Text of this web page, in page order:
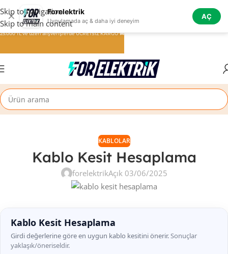
✕ Forelektrik
Uygulamada aç & daha iyi deneyim
AÇ
Skip to navigation
Skip to main content
KABLOLAR
Kablo Kesit Hesaplama
forelektrikAçık 03/06/2025
Kablo Kesit Hesaplama
Girdi değerlerine göre en uygun kablo kesitini önerir.Sonuçlar
yaklaşık/öneriseldir.
25.000 TL ve üzeri alışverişlerde ÜCRETSİZ KARGO 🚚